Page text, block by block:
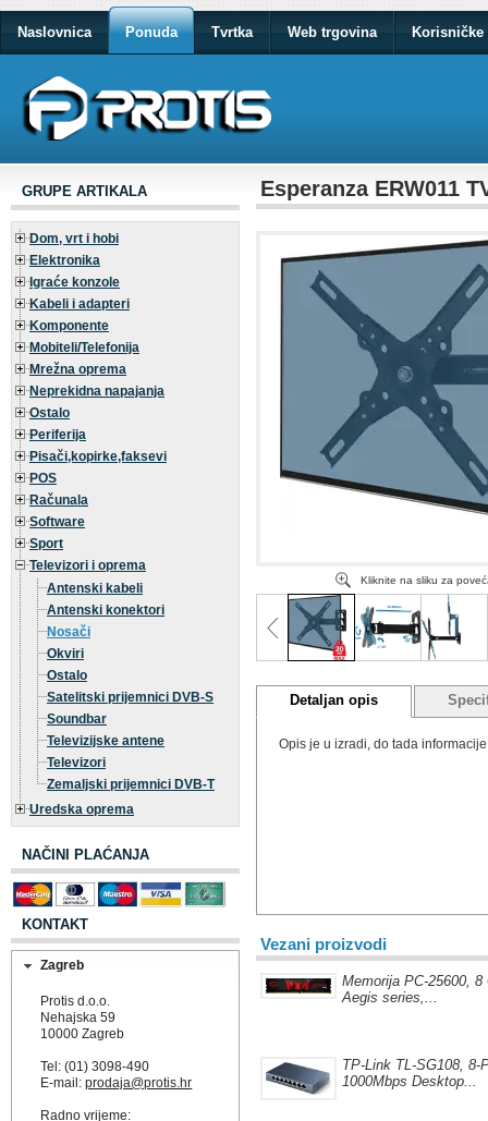
Naslovnica Ponuda Tvrtka Web trgovina Korisničke
GRUPE ARTIKALA
Dom, vrt i hobi
Elektronika
Igraće konzole
Kabeli i adapteri
Komponente
Mobiteli/Telefonija
Mrežna oprema
Neprekidna napajanja
Ostalo
Periferija
Pisači,kopirke,faksevi
POS
Računala
Software
Sport
Televizori i oprema
Antenski kabeli
Antenski konektori
Nosači
Okviri
Ostalo
Satelitski prijemnici DVB-S
Soundbar
Televizijske antene
Televizori
Zemaljski prijemnici DVB-T
Uredska oprema
NAČINI PLAĆANJA
KONTAKT
Zagreb
Protis d.o.o.
Nehajska 59
10000 Zagreb
Tel: (01) 3098-490
E-mail:prodaja@protis.hr
Radno vrijeme:
Esperanza ERW011
Kliknite na sliku za
Detaljan opis
Opis je u izradi, do tada
Vezani proizvodi
Memorija PC-25600,
Aegis series,...
TP-Link TL-SG108, 8-
1000Mbps Desktop...